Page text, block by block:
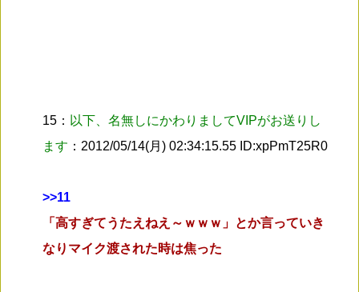
15： 以下、名無しにかわりましてVIPがお送りし
ます ：2012/05/14(月) 02:34:15.55 ID:xpPmT25R0
>>11
「高すぎてうたえねえ～ｗｗｗ」とか言っていき
なりマイク渡された時は焦った